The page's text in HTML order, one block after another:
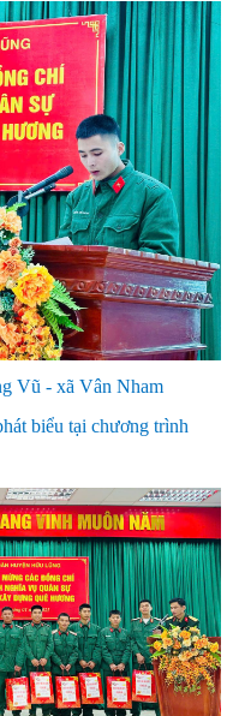
Vũ - xã Vân Nham
biểu tại chương trình